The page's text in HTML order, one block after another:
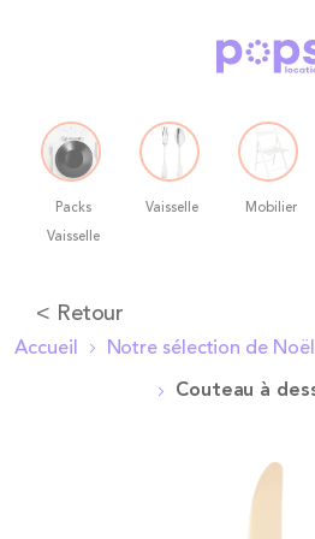
Packs
Vaisselle
Vaisselle Mobilier
Allez
au
contenu
< Retour
Accueil Notre sélection de Noël